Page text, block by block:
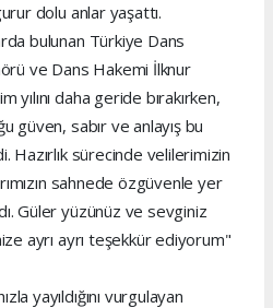
dolu anlar yaşattı.
bulunan Türkiye Dans
ve Dans Hakemi İlknur
daha geride bırakırken,
güven, sabır ve anlayış bu
Hazırlık sürecinde velilerimizin
sahnede özgüvenle yer
Güler yüzünüz ve sevginiz
ayrı ayrı teşekkür ediyorum"
yayıldığını vurgulayan